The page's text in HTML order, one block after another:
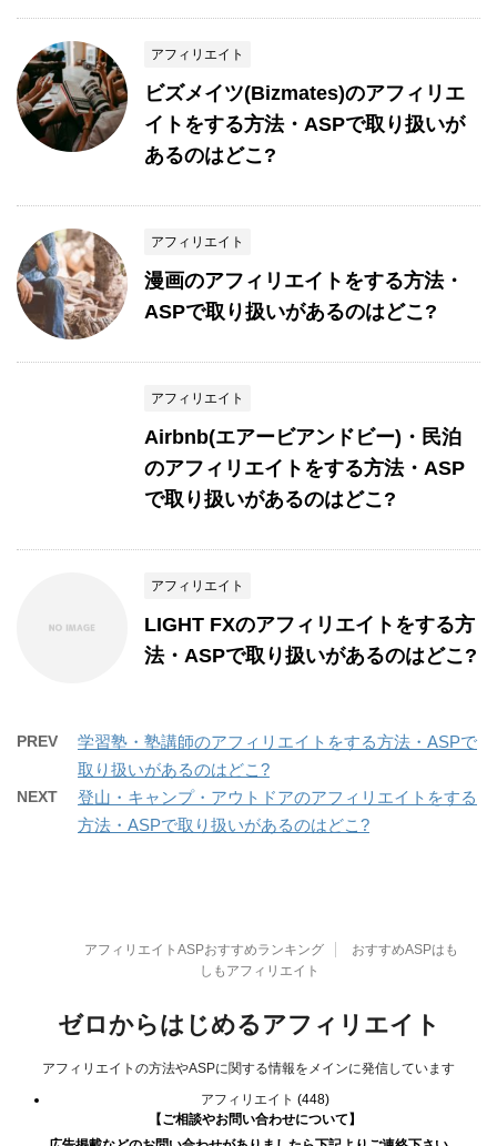
アフィリエイト
ビズメイツ(Bizmates)のアフィリエ
イトをする方法・ASPで取り扱いが
あるのはどこ?
アフィリエイト
漫画のアフィリエイトをする方法・
ASPで取り扱いがあるのはどこ?
アフィリエイト
Airbnb(エアービアンドビー)・民泊
のアフィリエイトをする方法・ASP
で取り扱いがあるのはどこ?
アフィリエイト
LIGHT FXのアフィリエイトをする方
法・ASPで取り扱いがあるのはどこ?
PREV
学習塾・塾講師のアフィリエイトをする方法・ASPで
取り扱いがあるのはどこ?
NEXT
登山・キャンプ・アウトドアのアフィリエイトをする
方法・ASPで取り扱いがあるのはどこ?
アフィリエイトASPおすすめランキング
おすすめASPはも
しもアフィリエイト
ゼロからはじめるアフィリエイト
アフィリエイトの方法やASPに関する情報をメインに発信しています
アフィリエイト (448)
【ご相談やお問い合わせについて】